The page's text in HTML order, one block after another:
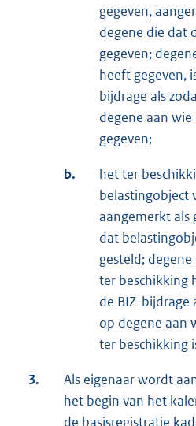
gegeven,
degene die dat
gegeven;
heeft gegeven,
bijdrage als
degene aan
gegeven;
b.
het ter
belastingobject
aangemerkt als
dat
gesteld;
ter beschikking
de BIZ-bijdrage
op degene aan
ter beschikking
3.
Als eigenaar wordt
het begin van het
de basisregistratie